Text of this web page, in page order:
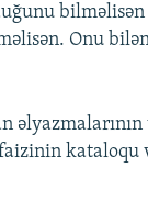
bilməlisən
Onu
kataloqu